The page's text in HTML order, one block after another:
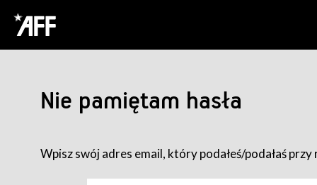
Nie pamiętam hasła
Wpisz swój adres email, który podałeś/podałaś